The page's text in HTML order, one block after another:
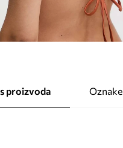
proizvoda Oznake